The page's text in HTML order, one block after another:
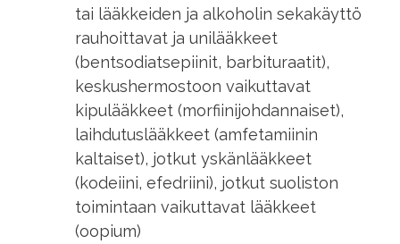
tai lääkkeiden ja alkoholin sekakäyttö
rauhoittavat ja unilääkkeet
(bentsodiatsepiinit, barbituraatit),
keskushermostoon vaikuttavat
kipulääkkeet (morfiinijohdannaiset),
laihdutuslääkkeet (amfetamiinin
kaltaiset), jotkut yskänlääkkeet
(kodeiini, efedriini), jotkut suoliston
toimintaan vaikuttavat lääkkeet
(oopium)